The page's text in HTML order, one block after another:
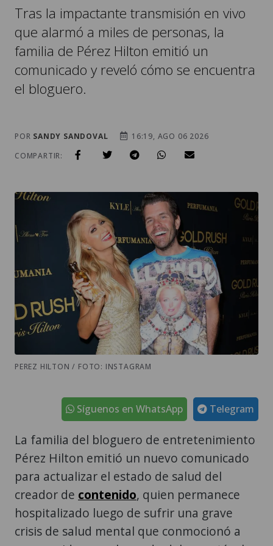
Tras la impactante transmisión en vivo
que alarmó a miles de personas, la
familia de Pérez Hilton emitió un
comunicado y reveló cómo se encuentra
el bloguero.
POR SANDY SANDOVAL
16:19, AGO 06 2026
COMPARTIR:
PEREZ HILTON / FOTO: INSTAGRAM
Telegram
Síguenos en WhatsApp
La familia del bloguero de entretenimiento
Pérez Hilton emitió un nuevo comunicado
para actualizar el estado de salud del
creador de contenido, quien permanece
hospitalizado luego de sufrir una grave
crisis de salud mental que conmocionó a